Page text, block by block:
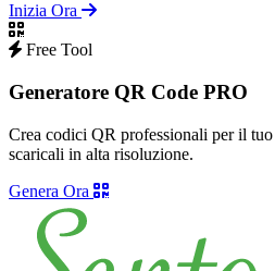
Inizia Ora
Free Tool
Generatore QR Code PRO
Crea codici QR professionali per il
scaricali in alta risoluzione.
Genera Ora